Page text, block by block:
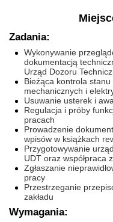
Zadania:
Wykonywanie
dokumentacją
Urząd Dozoru
Bieżąca kontrola
mechanicznych i
Usuwanie usterek i
Regulacja i próby
pracach
Prowadzenie
wpisów w książkach
Przygotowywanie
UDT oraz współpraca
Zgłaszanie
pracy
Przestrzeganie
zakładu
Wymagania: